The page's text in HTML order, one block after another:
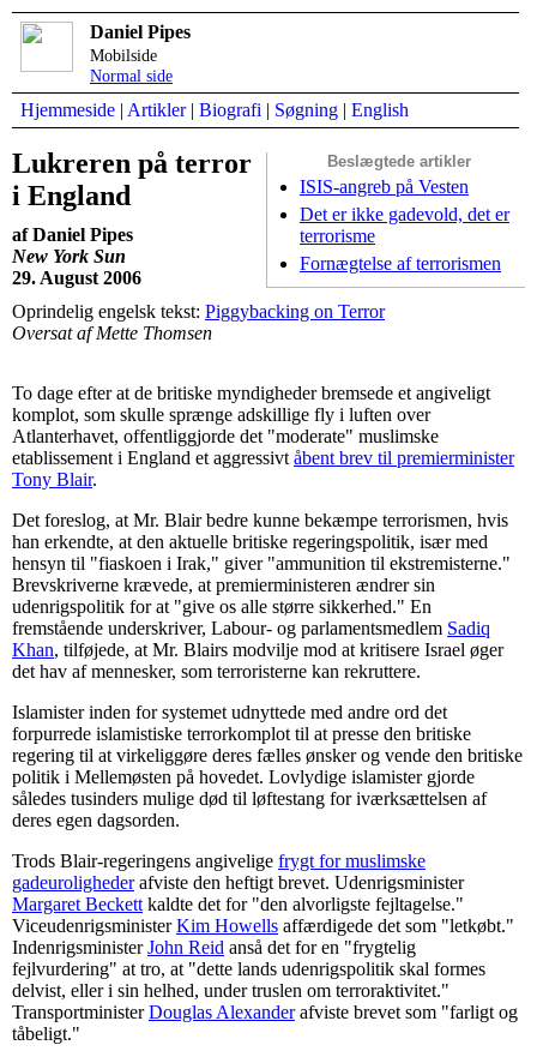
Daniel Pipes
Mobilside
Normal side
Hjemmeside | Artikler| Biografi | Søgning | English
Beslægtede artikler
ISIS-angreb på Vesten
Det er ikke gadevold, det er
terrorisme
Fornægtelse af terrorismen
Lukreren på terror
i England
af Daniel Pipes
New York Sun
29. August 2006
Oprindelig engelsk tekst: Piggybacking on Terror
Oversat af Mette Thomsen
To dage efter at de britiske myndigheder bremsede et angiveligt
komplot, som skulle sprænge adskillige fly i luften over
Atlanterhavet, offentliggjorde det "moderate" muslimske
etablissement i England et aggressivt åbent brev til premierminister
Tony Blair.
Det foreslog, at Mr. Blair bedre kunne bekæmpe terrorismen, hvis
han erkendte, at den aktuelle britiske regeringspolitik, især med
hensyn til "fiaskoen i Irak," giver "ammunition til ekstremisterne."
Brevskriverne krævede, at premierministeren ændrer sin
udenrigspolitik for at "give os alle større sikkerhed." En
fremstående underskriver, Labour- og parlamentsmedlem Sadiq
Khan, tilføjede, at Mr. Blairs modvilje mod at kritisere Israel øger
det hav af mennesker, som terroristerne kan rekruttere.
Islamister inden for systemet udnyttede med andre ord det
forpurrede islamistiske terrorkomplot til at presse den britiske
regering til at virkeliggøre deres fælles ønsker og vende den britiske
politik i Mellemøsten på hovedet. Lovlydige islamister gjorde
således tusinders mulige død til løftestang for iværksættelsen af
deres egen dagsorden.
Trods Blair-regeringens angivelige frygt for muslimske
gadeurolighederafviste den heftigt brevet. Udenrigsminister
Margaret Beckett kaldte det for "den alvorligste fejltagelse."
ViceudenrigsministerKim Howells affærdigede det som "letkøbt."
IndenrigsministerJohn Reid anså det for en "frygtelig
fejlvurdering" at tro, at "dette lands udenrigspolitik skal formes
delvist, eller i sin helhed, under truslen om terroraktivitet."
TransportministerDouglas Alexanderafviste brevet som "farligt og
tåbeligt."